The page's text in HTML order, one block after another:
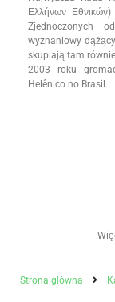
Ελλήνων
Zjednoczonych
wyznaniowy
skupiają tam
2003 roku
Helênico no Brasil.
Strona główna